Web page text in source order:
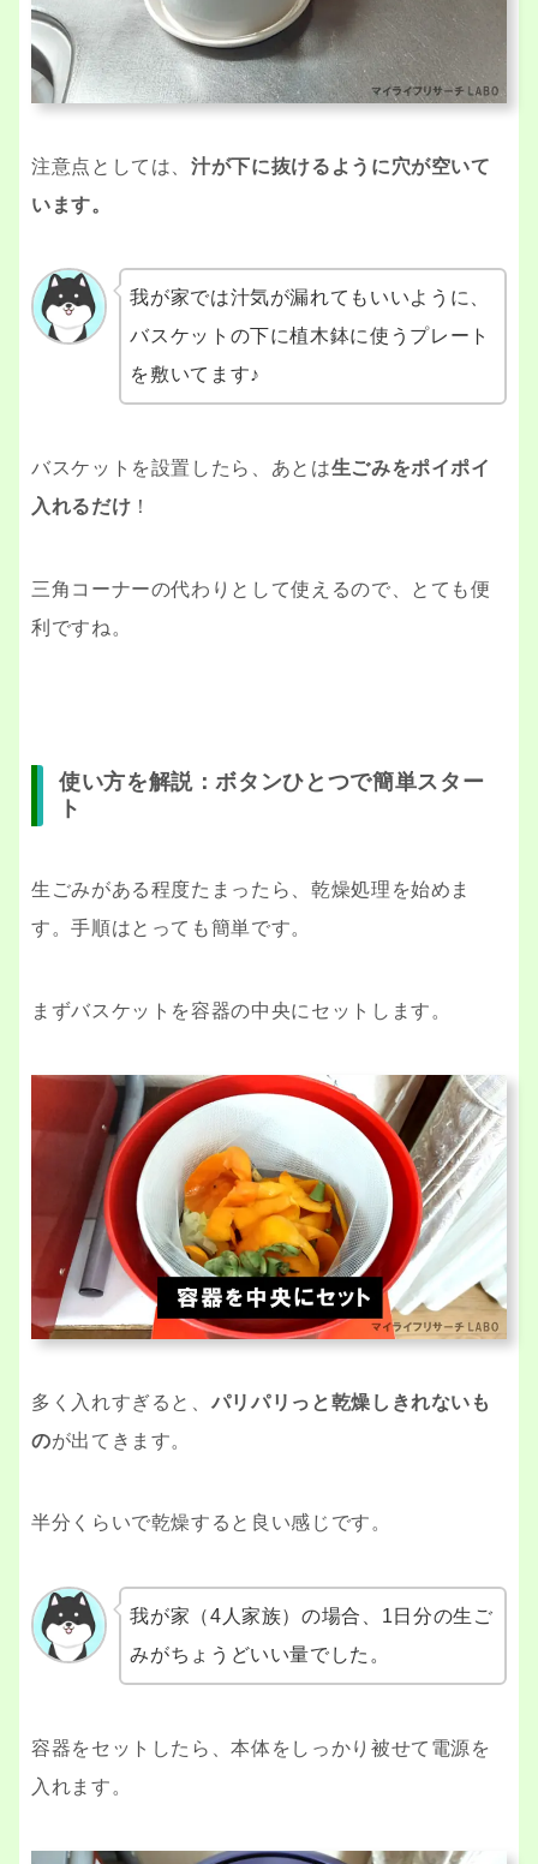
注意点としては、汁が下に抜けるように穴が空いて
います。
我が家では汁気が漏れてもいいように、
バスケットの下に植木鉢に使うプレート
を敷いてます♪
バスケットを設置したら、あとは生ごみをポイポイ
入れるだけ ！
三角コーナーの代わりとして使えるので、とても便
利ですね。
使い方を解説：ボタンひとつで簡単スター
ト
生ごみがある程度たまったら、乾燥処理を始めま
す。手順はとっても簡単です。
まずバスケットを容器の中央にセットします。
多く入れすぎると、 パリパリっと乾燥しきれないも
のが出てきます。
半分くらいで乾燥すると良い感じです。
我が家（4人家族）の場合、1日分の生ご
みがちょうどいい量でした。
容器をセットしたら、本体をしっかり被せて電源を
入れます。